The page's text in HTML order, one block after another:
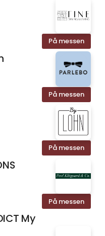
På messen
På messen
På messen
På messen
My